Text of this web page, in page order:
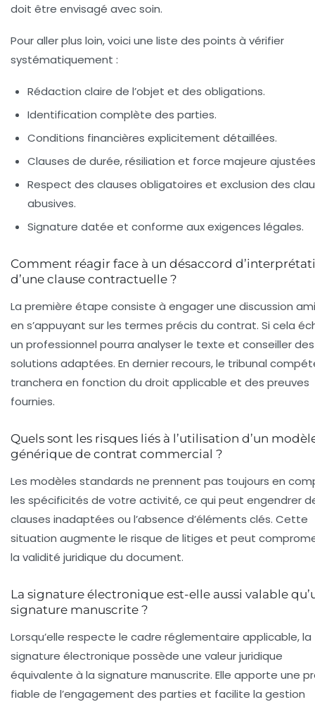
doit être envisagé avec soin.
Pour aller plus loin, voici une liste des points à vérifier
systématiquement :
Rédaction claire de l’objet et des obligations.
Identification complète des parties.
Conditions financières explicitement détaillées.
Clauses de durée, résiliation et force majeure
Respect des clauses obligatoires et exclusion des
abusives.
Signature datée et conforme aux exigences légales.
Comment réagir face à un désaccord
d’une clause contractuelle ?
La première étape consiste à engager une discussion
en s’appuyant sur les termes précis du contrat. Si cela
un professionnel pourra analyser le texte et conseiller des
solutions adaptées. En dernier recours, le tribunal
tranchera en fonction du droit applicable et des preuves
fournies.
Quels sont les risques liés à l’utilisation d’un
générique de contrat commercial ?
Les modèles standards ne prennent pas toujours en
les spécificités de votre activité, ce qui peut engendrer
clauses inadaptées ou l’absence d’éléments clés. Cette
situation augmente le risque de litiges et peut
la validité juridique du document.
La signature électronique est-elle aussi valable
signature manuscrite ?
Lorsqu’elle respecte le cadre réglementaire applicable, la
signature électronique possède une valeur juridique
équivalente à la signature manuscrite. Elle apporte une
fiable de l’engagement des parties et facilite la gestion